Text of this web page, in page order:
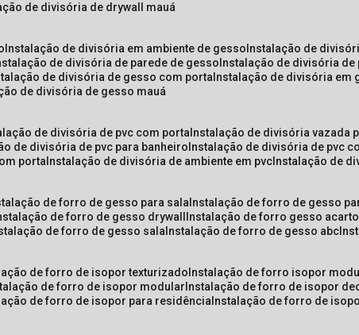
de divisória de drywall mauá
instalação de divisória em ambiente de gesso instalação de
de divisória de parede de gesso instalação de divisória de
de divisória de gesso com porta instalação de divisória em
de divisória de gesso mauá
de divisória de pvc com porta instalação de divisória vazada
de divisória de pvc para banheiro instalação de divisória de pvc
porta instalação de divisória de ambiente em pvc instalação de
de forro de gesso para sala instalação de forro de gesso
de forro de gesso drywall instalação de forro gesso
de forro de gesso sala instalação de forro de gesso abc
de forro de isopor texturizado instalação de forro isopor
de forro de isopor modular instalação de forro de isopor
de forro de isopor para residência instalação de forro de